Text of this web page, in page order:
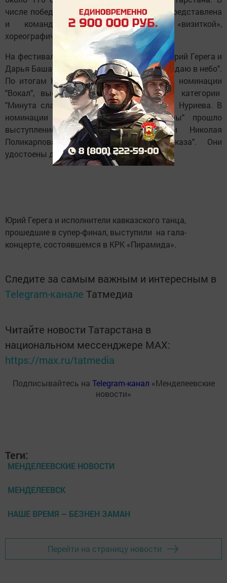
числе победителей в супер-финале была представлена
и команда химзавода с «визиткой»,
хореографическими и сольными номерами.
На фестивале сольные номера показали Юрий Герега и
Дарья Башарова с песнями "Эпизод" и "Я падаю в небо".
По итогам Юрий Герега занял 1 место в номинации
"Вокал", выступив на гала-концерте.. В категории
"Минута славы" также выступила Альфия Нуриева. В
номинации "Хореография. Малые формы" прошло
выступление Эльвиры Колсановой и Николая
Поликарпова с танцем "Ритмы Кавказа". Они
удостоены диплома 3-й степени.
Юрий Герега и исполнители кавказского танца,
прошедшие в супер-финал, выступили на гала-
концерте, состоявшемся в КРК «Пирамида».
Следите за самым важным и интересным в
Telegram-канале Татмедиа
Читайте новости Татарстана в
национальном мессенджере MАХ:
https://max.ru/tatmedia
Подписывайтесь на Telegram-канал «Менделеевские
новости»
Теги:
МЕНДЕЛЕЕВСКИЕ НОВОСТИ
МЕНДЕЛЕЕВСК
НАШЕ ВРЕМЯ – БЕЗНЕН ЗАМАН
Перейти на страницу новости